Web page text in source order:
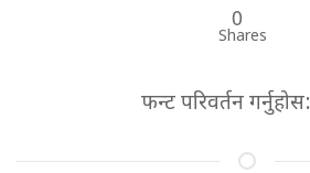
0
Shares
फन्ट परिवर्तन गर्नुहोस: